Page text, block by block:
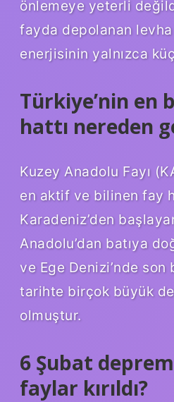
önlemeye yeterli
fayda depolanan
enerjisinin yalnızca
Türkiye’nin en
hattı nereden
Kuzey Anadolu Fayı
en aktif ve bilinen fay
Karadeniz’den
Anadolu’dan batıya
ve Ege Denizi’nde son
tarihte birçok büyük
olmuştur.
6 Şubat
faylar kırıldı?